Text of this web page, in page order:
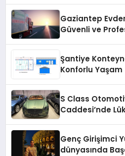
Gaziantep
Güvenli ve
Şantiye
Konforlu Yaşam
S Class
Caddesi’nde
Genç Girişimci
dünyasında